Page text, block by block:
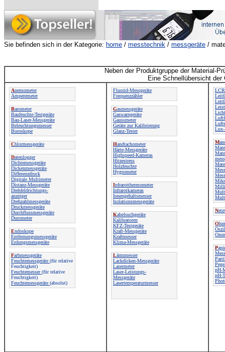
Sie befinden sich in der Kategorie: home / messtechnik / messgeräte /
Neben der Produktgruppe der Material-
Eine Schnellübersicht
Anemometer
Amperemeter
Barometer
Baufeuchte-Testgeräte
Bau-Laser-Messgeräte
Beleuchtungsmesser
Boroskope
Chlormessgeräte
Datenlogger
Dichtemessgeräte
Dickenmessgeräte
Differenzdruck
Digitale Multimeter
Distanz-Messgeräte
Drehfeldrichtungs-
anzeiger
Drehzahlmessgeräte
Druckmessgeräte
Durchflussmessgeräte
Durometer
Endoskope
Entfernungsmessgeräte
Erdungsmessgeräte
Farbmessgeräte
Feuchtemessgeräte (für relative
Feuchtigkeit)
Feuchtemesser(für relative
Feuchtigkeit)
Feuchtemessgeräte (absolut)
Fluorid-Messgeräte
Frequenzzähler
Gasmessgeräte
Gaswarngeräte
Gaussmeter
Geräte zur Kalibrierung
Glanz-Tester
Handtachometer
Härte-Messgeräte
Highspeed-Kameras
Hitzestress
Holzfeuchte
Hygrometer
Infrarotthermometer
Infrarotkameras
Ionengehaltsmesser
Isolationsmessgeräte
Kabelsuchgeräte
Kalibratoren
KFZ-Testgeräte
Kraft-Messgeräte
Kraftmesser
Klima-Messgeräte
Lärmmesser
Lackdicken-Messgeräte
Lasermeter
Laser-Leistungs-
Messgeräte
Lasertemperaturmesser
Lux-
M
N
O
P
pH-
pH-